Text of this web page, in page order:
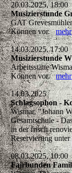
20.03.2025, 18:00
Musizierstunde
GAT
Können vor.mehr
14.03.2025, 17:00
Musizierstunde
Arbeitsstätte
Können vor.mehr
14.03.2025
Schlagsophon -
Wismar, "Johann
Gesamtschule -
in der frisch
Reservierung
08.03.2025, 10:00
Fairbunden